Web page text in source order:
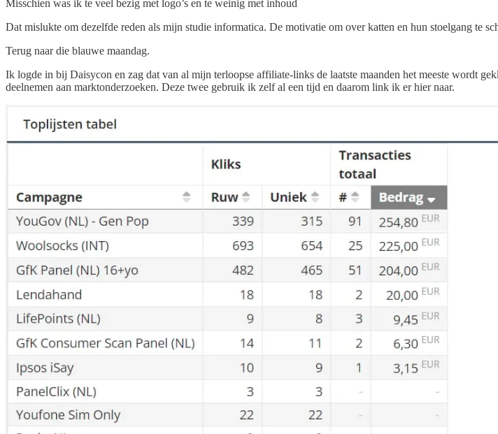
Misschien was ik te veel bezig met logo’s en te weinig met inhoud
Dat mislukte om dezelfde reden als mijn studie informatica. De motivatie om over katten en hun stoelgang te
Terug naar die blauwe maandag.
Ik logde in bij Daisycon en zag dat van al mijn terloopse affiliate-links de laatste maanden het meeste wordt
deelnemen aan marktonderzoeken. Deze twee gebruik ik zelf al een tijd en daarom link ik er hier naar.